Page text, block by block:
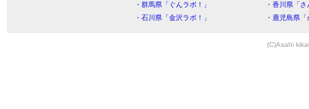
・群馬県「ぐんラボ！」
・香川県「
・石川県「金沢ラボ！」
・鹿児島県
(C)Asahi